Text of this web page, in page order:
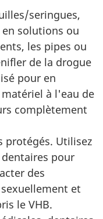
seringues,
solutions ou
les pipes ou
de la drogue
pour en
à l'eau de
complètement
protégés. Utilisez
pour
des
et
le VHB.